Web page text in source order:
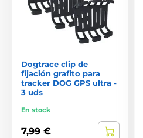
Dogtrace clip de
fijación grafito para
tracker DOG GPS ultra -
3 uds
En stock
7,99 €